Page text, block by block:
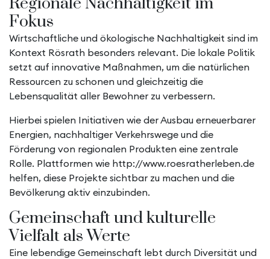
Fokus
Wirtschaftliche und ökologische Nachhaltigkeit sind im
Kontext Rösrath besonders relevant. Die lokale Politik
setzt auf innovative Maßnahmen, um die natürlichen
Ressourcen zu schonen und gleichzeitig die
Lebensqualität aller Bewohner zu verbessern.
Hierbei spielen Initiativen wie der Ausbau erneuerbarer
Energien, nachhaltiger Verkehrswege und die
Förderung von regionalen Produkten eine zentrale
Rolle. Plattformen wie http://www.roesratherleben.de
helfen, diese Projekte sichtbar zu machen und die
Bevölkerung aktiv einzubinden.
Gemeinschaft und kulturelle
Vielfalt als Werte
Eine lebendige Gemeinschaft lebt durch Diversität und